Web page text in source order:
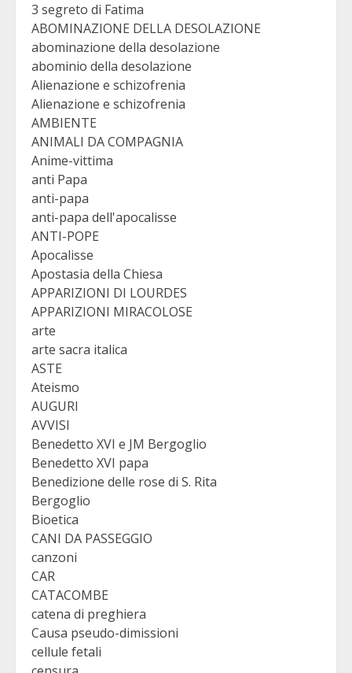
3 segreto di Fatima
ABOMINAZIONE DELLA DESOLAZIONE
abominazione della desolazione
abominio della desolazione
Alienazione e schizofrenia
Alienazione e schizofrenia
AMBIENTE
ANIMALI DA COMPAGNIA
Anime-vittima
anti Papa
anti-papa
anti-papa dell'apocalisse
ANTI-POPE
Apocalisse
Apostasia della Chiesa
APPARIZIONI DI LOURDES
APPARIZIONI MIRACOLOSE
arte
arte sacra italica
ASTE
Ateismo
AUGURI
AVVISI
Benedetto XVI e JM Bergoglio
Benedetto XVI papa
Benedizione delle rose di S. Rita
Bergoglio
Bioetica
CANI DA PASSEGGIO
canzoni
CAR
CATACOMBE
catena di preghiera
Causa pseudo-dimissioni
cellule fetali